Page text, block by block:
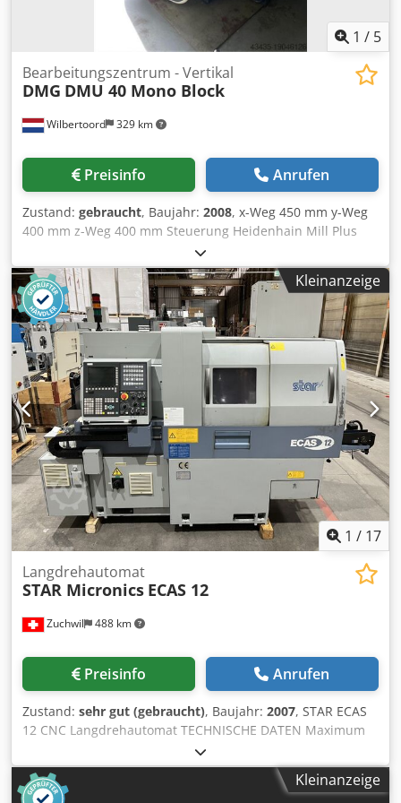
1 / 5
Wilbertoord 329 km
Bearbeitungszentrum - Vertikal
DMG DMU 40 Mono Block
Preisinfo Anrufen
Zustand: gebraucht, Baujahr: 2008, x-Weg 450 mm y-Weg
400 mm z-Weg 400 mm Steuerung Heidenhain Mill Plus
V600 Maschinengewicht ca. 7000 kg 24000 rpm 16x
HSK63A wisselaar 40 bar Binnenkoeling 250 liter
koelmiddelbak Chip convoyer Djdpswgi Drsfx AhtjckKleinanzeige
1 / 17
Zuchwil 488 km
Langdrehautomat
STAR Micronics ECAS 12
Preisinfo Anrufen
Zustand: sehr gut (gebraucht), Baujahr: 2007, STAR ECAS
12 CNC Langdrehautomat TECHNISCHE DATEN Maximum
machining diameter: 13 mm Max. headstock stroke: 205
mm Maximum drilling capability: Stationary tool: 10 mm
Power driven tool: 8 mm Maximum tapping capability:
Kleinanzeige